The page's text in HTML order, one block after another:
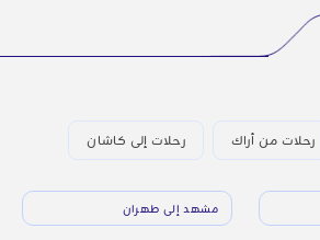
رحلات من أراك رحلات إلى كاشان
مشهد إلى طهران